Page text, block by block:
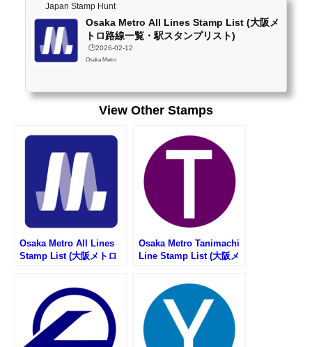
Japan Stamp Hunt
Osaka Metro All Lines Stamp List (大阪メ
トロ路線一覧・駅スタンプリスト)
🕒️2026-02-12
Osaka Metro
View Other Stamps
Osaka Metro All Lines
Stamp List (大阪メトロ
Osaka Metro Tanimachi
Line Stamp List (大阪メ